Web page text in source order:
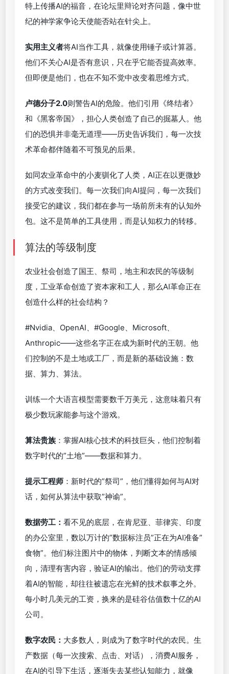
特上传播AI的福音，在论坛里辩论对齐问题，像中世
纪的神学家争论天使能否站在针尖上。
实用主义者将AI当作工具，就像使用锤子或计算器。
他们不关心AI是否有意识，只在乎它能否提高效率。
但即便是他们，也在不知不觉中改变着思维方式。
卢德分子2.0则警告AI的危险。他们引用《终结者》
和《黑客帝国》，担心人类创造了自己的掘墓人。他
们的恐惧并非毫无道理——历史告诉我们，每一次技
术革命都伴随着不可预见的后果。
如同农业革命中的小麦驯化了人类，AI正在以更微妙
的方式改变我们。每一次我们向AI提问，每一次我们
接受它的建议，我们都在参与一场前所未有的认知外
包。这不是简单的工具使用，而是认知权力的转移。
算法的等级制度
农业社会创造了国王、祭司，地主和农民的等级制
度，工业革命创造了资本家和工人，那么AI革命正在
创造什么样的社会结构？
#Nvidia、OpenAI、#Google、Microsoft、
Anthropic——这些名字正在成为新时代的王朝。他
们控制的不是土地或工厂，而是新的基础设施：数
据、算力、算法。
训练一个大语言模型需要数千万美元，这意味着只有
极少数玩家能参与这个游戏。
算法贵族：掌握AI核心技术的科技巨头，他们控制着
数字时代的”土地”——数据和算力。
提示工程师：新时代的”祭司”，他们懂得如何与AI对
话，如何从算法中获取”神谕”。
数据劳工： 看不见的底层，在肯尼亚、菲律宾、印度
的办公室里，数以万计的”数据标注员”正在为AI准备”
食物”。他们标注图片中的物体，判断文本的情感倾
向，清理有害内容，验证AI的输出。他们的劳动支撑
着AI的智能，却往往被遗忘在光鲜的技术叙事之外。
每小时几美元的工资，换来的是硅谷估值数十亿的AI
公司。
数字农民： 大多数人，则成为了数字时代的农民。生
产数据（每一次搜索、点击、对话），消费AI服务，
在AI的引导下生活，逐渐失去某些认知能力，就像